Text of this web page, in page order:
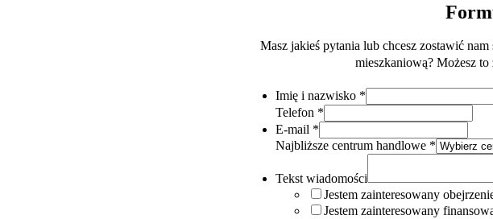
Masz jakieś pytania lub chcesz zostawić
mieszkaniową? Możesz
Imię i nazwisko *
Telefon *
E-mail *
Najbliższe centrum handlowe *
Tekst wiadomości
Jestem zainteresowany
Jestem zainteresowany